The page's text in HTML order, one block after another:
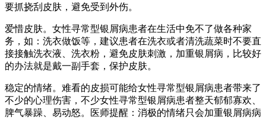
要抓挠刮皮肤，避免受到外伤。
爱惜皮肤。女性寻常型银屑病患者在生活中免不了做各种家
务，如：洗衣做饭等，建议患者在洗衣或者清洗蔬菜时不要直
接接触洗衣液、洗衣粉，避免皮肤刺激，加重银屑病，比较好
的办法就是戴一副手套，保护皮肤。
稳定的情绪。难看的皮损可能给女性寻常型银屑病患者带来了
不少的心理伤害，不少女性寻常型银屑病患者整天郁郁寡欢、
脾气暴躁、易动怒。医师提醒：消极的情绪只会加重银屑病病